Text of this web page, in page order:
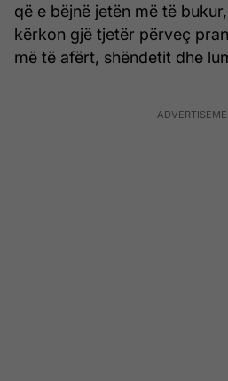
që e bëjnë jetën më të
kërkon gjë tjetër përveç
më të afërt, shëndetit dhe